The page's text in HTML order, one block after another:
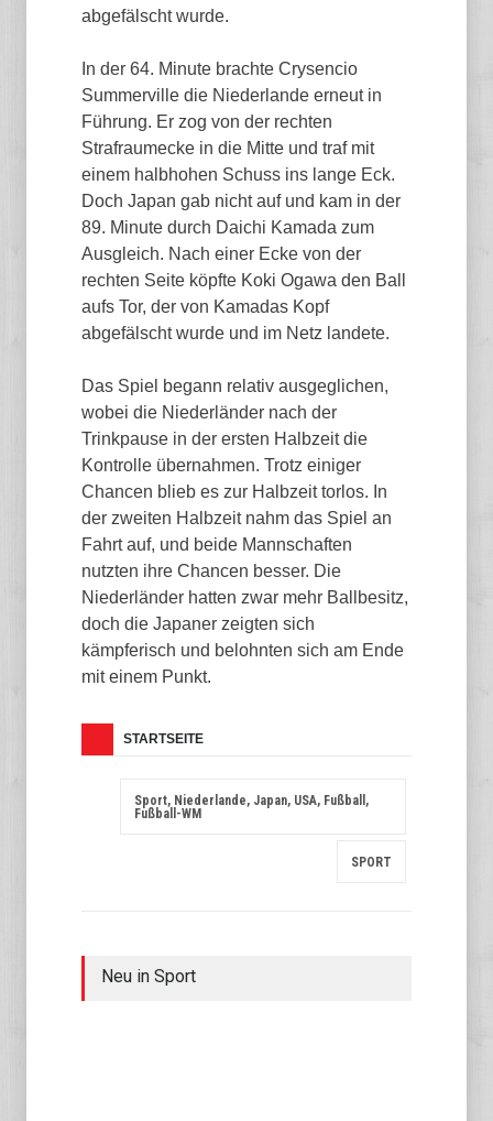
abgefälscht wurde.
In der 64. Minute brachte Crysencio
Summerville die Niederlande erneut in
Führung. Er zog von der rechten
Strafraumecke in die Mitte und traf mit
einem halbhohen Schuss ins lange Eck.
Doch Japan gab nicht auf und kam in der
89. Minute durch Daichi Kamada zum
Ausgleich. Nach einer Ecke von der
rechten Seite köpfte Koki Ogawa den Ball
aufs Tor, der von Kamadas Kopf
abgefälscht wurde und im Netz landete.
Das Spiel begann relativ ausgeglichen,
wobei die Niederländer nach der
Trinkpause in der ersten Halbzeit die
Kontrolle übernahmen. Trotz einiger
Chancen blieb es zur Halbzeit torlos. In
der zweiten Halbzeit nahm das Spiel an
Fahrt auf, und beide Mannschaften
nutzten ihre Chancen besser. Die
Niederländer hatten zwar mehr Ballbesitz,
doch die Japaner zeigten sich
kämpferisch und belohnten sich am Ende
mit einem Punkt.
STARTSEITE
Sport, Niederlande, Japan, USA, Fußball,
Fußball-WM
SPORT
Neu in Sport